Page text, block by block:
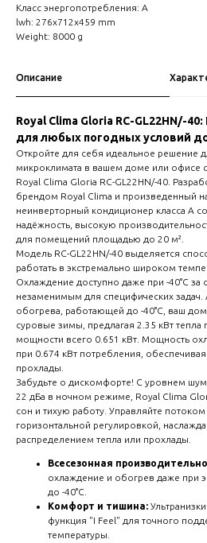
Класс энергопотребления: A
lwh: 276x712x459 mm
Weight: 8000 g
Описание
Royal Clima Gloria RC-GL22HN/-
для любых погодных условий
Откройте для себя идеальное решение
микроклимата в вашем доме или офисе
Royal Clima Gloria RC-GL22HN/-40.
брендом Royal Clima и произведенный
неинверторный кондиционер класса А
надёжность, высокую
для помещений площадью до 20 м².
Модель RC-GL22HN/-40 выделяется
работать в экстремально широком
Охлаждение доступно даже при -40°C за
незаменимым для специфических задач.
обогрева, работающей до -40°C, ваш
суровые зимы, предлагая 2.35 кВт
мощности всего 0.651 кВт. Мощность
при 0.674 кВт потребления,
прохлады.
Забудьте о дискомфорте! С уровнем
22 дБа в ночном режиме, Royal Clima
сон и тихую работу. Управляйте потоком
горизонтальной регулировкой,
распределением тепла или прохлады.
Всесезонная
охлаждение и обогрев даже при
до -40°C.
Комфорт и тишина:
функция "I Feel" для точного
температуры.